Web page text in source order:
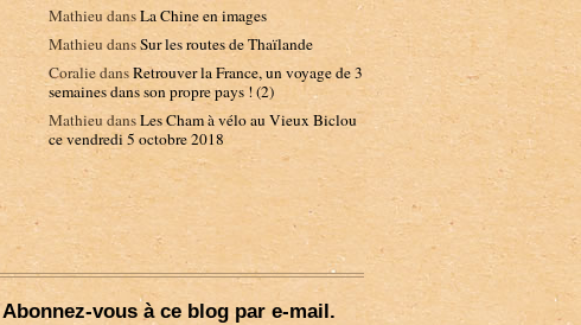
MathieudansLa Chine en images
Mathieu dansSur les routes de Thaïlande
CoraliedansRetrouver la France, un voyage de 3
semaines dans son propre pays ! (2)
MathieudansLes Cham à vélo au Vieux Biclou
ce vendredi 5 octobre 2018
Abonnez-vous à ce blog par e-mail.